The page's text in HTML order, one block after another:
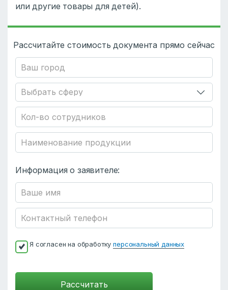
или другие товары для детей).
Рассчитайте стоимость документа прямо сейчас
Информация о заявителе:
Я согласен на обработкуперсональный данных